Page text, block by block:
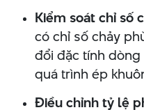
Kiểm soát chỉ số
có chỉ số chảy
đổi đặc tính
quá trình ép
Điều chỉnh tỷ lệ